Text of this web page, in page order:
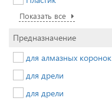
Показать все
Предназначение
для алмазных коронок
для дрели
для дрели